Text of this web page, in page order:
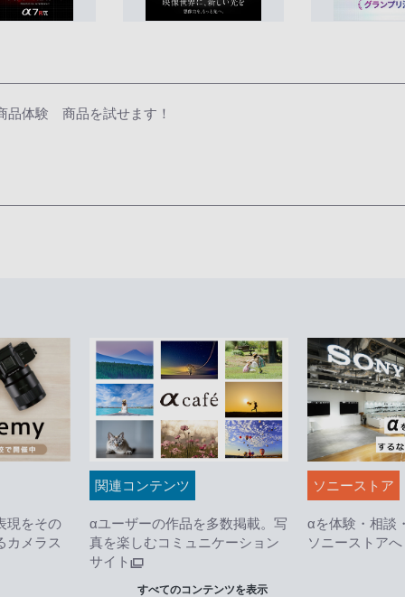
品体験 商品を試せます！
現をその
カメラス
関連コンテンツ
αユーザーの作品を多数掲載。写
真を楽しむコミュニケーション
サイト
ソニーストア
αを体験・相談
ソニーストアへ
すべてのコンテンツを表示